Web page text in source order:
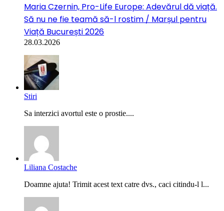
Maria Czernin, Pro-Life Europe: Adevărul dă viață.
Să nu ne fie teamă să-l rostim / Marșul pentru
Viață București 2026
28.03.2026
Stiri
Sa interzici avortul este o prostie....
Liliana Costache
Doamne ajuta! Trimit acest text catre dvs., caci citindu-l l...